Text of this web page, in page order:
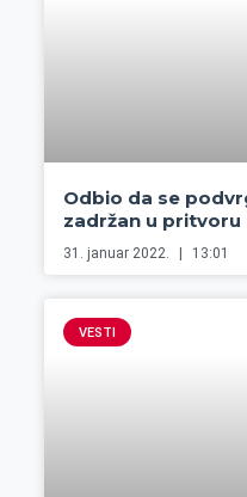
Odbio da se
zadržan u pritvoru
31. januar 2022. 13:01
VESTI